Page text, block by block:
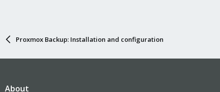
Proxmox Backup: Installation and configuration
About